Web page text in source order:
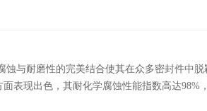
耐磨性的完美结合使其在众多密封件中脱
表现出色，其耐化学腐蚀性能指数高达98%